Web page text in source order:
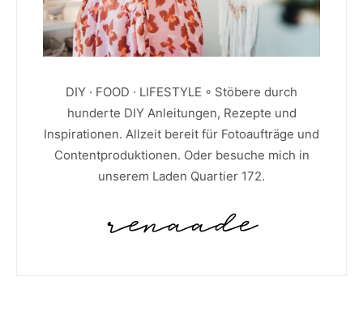
DIY · FOOD · LIFESTYLE ◦ Stöbere durch
hunderte DIY Anleitungen, Rezepte und
Inspirationen. Allzeit bereit für Fotoaufträge und
Contentproduktionen. Oder besuche mich in
unserem Laden Quartier 172.